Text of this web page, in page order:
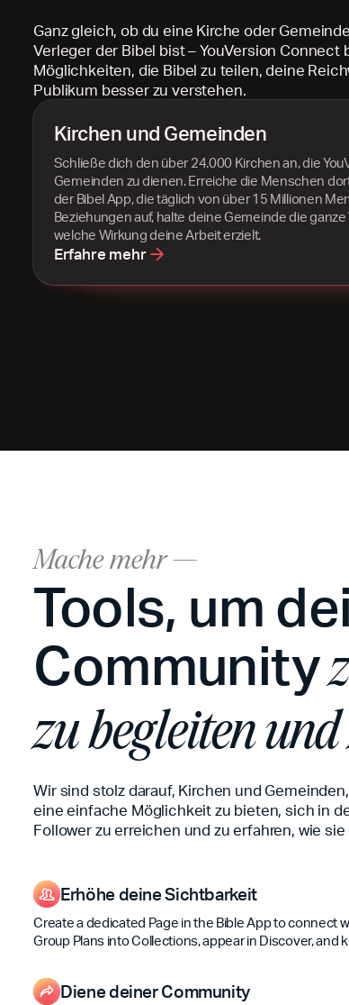
Ganz gleich, ob du eine Kirche oder
Verleger der Bibel bist – YouVersion Connect
Möglichkeiten, die Bibel zu teilen, deine
Publikum besser zu verstehen.
Kirchen und Gemeinden
Schließe dich den über 24.000 Kirchen an, die
Gemeinden zu dienen. Erreiche die Menschen
der Bibel App, die täglich von über 15 Millionen
Beziehungen auf, halte deine Gemeinde die
welche Wirkung deine Arbeit erzielt.
Erfahre mehr
Mache mehr ---
Tools, um
Community
zu begleiten
Wir sind stolz darauf, Kirchen und
eine einfache Möglichkeit zu bieten, sich in
Follower zu erreichen und zu erfahren, wie
Erhöhe deine Sichtbarkeit
Create a dedicated Page in the Bible App to connect
Group Plans into Collections, appear in Discover,
Diene deiner Community